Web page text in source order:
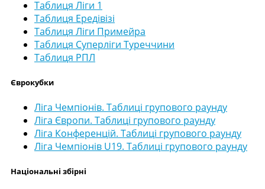
Таблиця Ліги 1
Таблиця Ередівізі
Таблиця Ліги Примейра
Таблиця Суперліги Туреччини
Таблиця РПЛ
Єврокубки
Ліга Чемпіонів. Таблиці групового раунду
Ліга Європи. Таблиці групового раунду
Ліга Конференцій. Таблиці групового раунду
Ліга Чемпіонів U19. Таблиці групового раунду
Національні збірні